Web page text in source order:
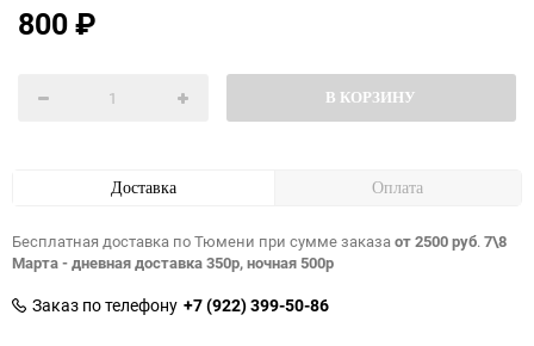
800₽
В КОРЗИНУ
Доставка Оплата
Бесплатная доставка по Тюмени при сумме заказаот 2500 руб.7\8
Марта - дневная доставка 350р, ночная 500р
Заказ по телефону +7 (922) 399-50-86